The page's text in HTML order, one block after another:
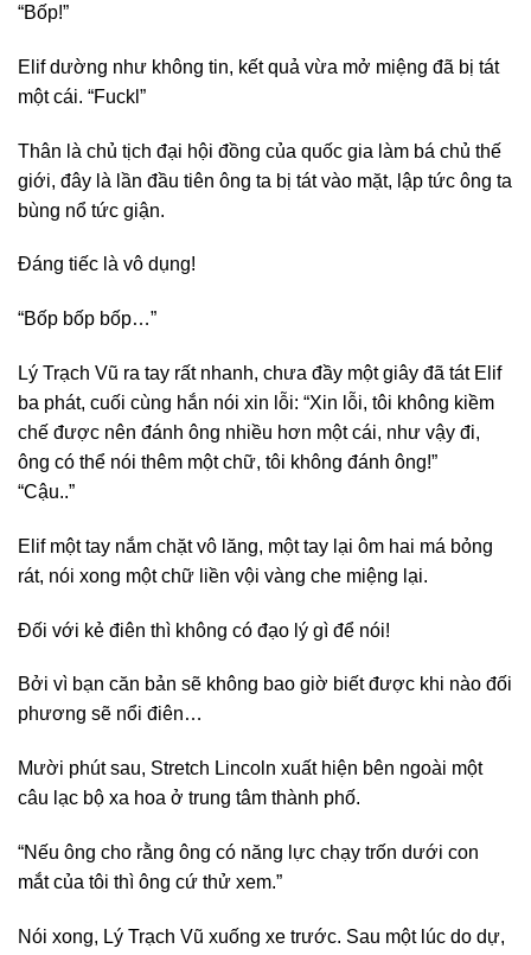
“Bốp!”
Elif dường như không tin, kết quả vừa mở miệng đã bị tát
một cái. “Fuckl”
Thân là chủ tịch đại hội đồng của quốc gia làm bá chủ thế
giới, đây là lần đầu tiên ông ta bị tát vào mặt, lập tức ông ta
bùng nổ tức giận.
Đáng tiếc là vô dụng!
“Bốp bốp bốp…”
Lý Trạch Vũ ra tay rất nhanh, chưa đầy một giây đã tát Elif
ba phát, cuối cùng hắn nói xin lỗi: “Xin lỗi, tôi không kiềm
chế được nên đánh ông nhiều hơn một cái, như vậy đi,
ông có thể nói thêm một chữ, tôi không đánh ông!”
“Cậu..”
Elif một tay nắm chặt vô lăng, một tay lại ôm hai má bỏng
rát, nói xong một chữ liền vội vàng che miệng lại.
Đối với kẻ điên thì không có đạo lý gì để nói!
Bởi vì bạn căn bản sẽ không bao giờ biết được khi nào đối
phương sẽ nổi điên…
Mười phút sau, Stretch Lincoln xuất hiện bên ngoài một
câu lạc bộ xa hoa ở trung tâm thành phố.
“Nếu ông cho rằng ông có năng lực chạy trốn dưới con
mắt của tôi thì ông cứ thử xem.”
Nói xong, Lý Trạch Vũ xuống xe trước. Sau một lúc do dự,